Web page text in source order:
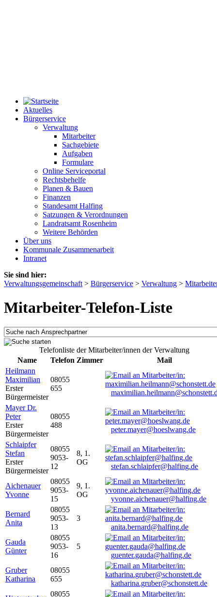
Aktuelles
Bürgerservice
Verwaltung
Mitarbeiter
Sachgebiete
Aufgaben
Formulare
Online Serviceportal
Rechtsbehelfe
Planen & Bauen
Finanzen
Standesamt Halfing
Satzungen & Verordnungen
Landratsamt Rosenheim
Weitere Behörden
Über uns
Kommunale Zusammenarbeit
Intranet
Sie sind hier:
Verwaltungsgemeinschaft > Bürgerservice > Verwaltung >
Mitarbeiter-Telefon-Liste
Telefonliste der Mitarbeiter/innen der Verwaltung
Name
Telefon Zimmer
Mail
Heilmann
Maximilian
Erster
Bürgermeister
08055
655
Mayer Dr.
Peter
Erster
Bürgermeister
08055
488
peter.mayer@hoeslwang.de
Schlaipfer
Stefan
Erster
Bürgermeister
08055
9053-
12
8, 1.
OG
stefan.schlaipfer@halfing.de
Aichenauer
Yvonne
08055
9053-
15
9, 1.
OG
yvonne.aichenauer@halfing.de
Bernard
Anita
08055
9053-
13
3
anita.bernard@halfing.de
Gauda
Günter
08055
9053-
16
5
guenter.gauda@halfing.de
Gruber
Katharina
08055
655
katharina.gruber@schonstett.de
08055